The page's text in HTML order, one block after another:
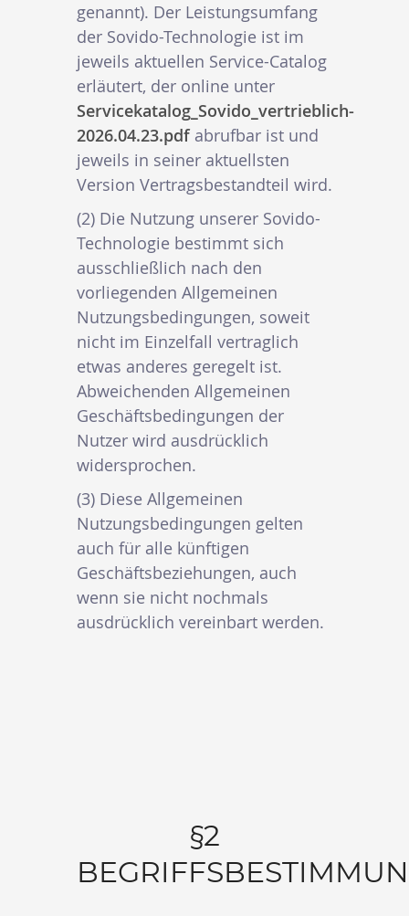
genannt). Der Leistungsumfang
der Sovido-Technologie ist im
jeweils aktuellen Service-Catalog
erläutert, der online unter
Servicekatalog_Sovido_vertrieblich-
2026.04.23.pdfabrufbar ist und
jeweils in seiner aktuellsten
Version Vertragsbestandteil wird.
(2) Die Nutzung unserer Sovido-
Technologie bestimmt sich
ausschließlich nach den
vorliegenden Allgemeinen
Nutzungsbedingungen, soweit
nicht im Einzelfall vertraglich
etwas anderes geregelt ist.
Abweichenden Allgemeinen
Geschäftsbedingungen der
Nutzer wird ausdrücklich
widersprochen.
(3) Diese Allgemeinen
Nutzungsbedingungen gelten
auch für alle künftigen
Geschäftsbeziehungen, auch
wenn sie nicht nochmals
ausdrücklich vereinbart werden.
§2